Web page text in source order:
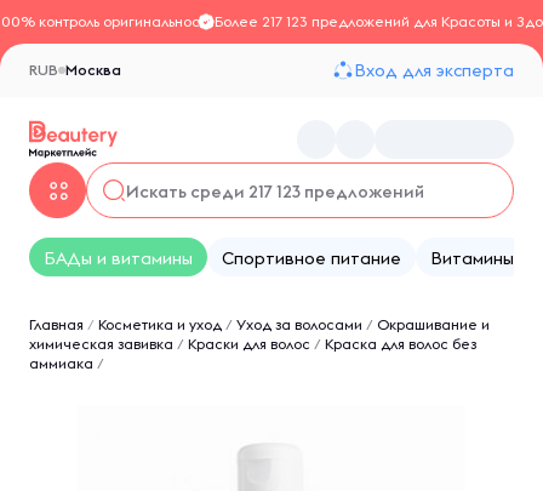
контроль оригинальностиБолее 217 123 предложений для Красоты и
Москва
RUB Вход для эксперта
БАДы и витамины Спортивное питание Витамины
Главная / Косметика и уход / Уход за волосами / Окрашивание и
химическая завивка / Краски для волос / Краска для волос без
аммиака /